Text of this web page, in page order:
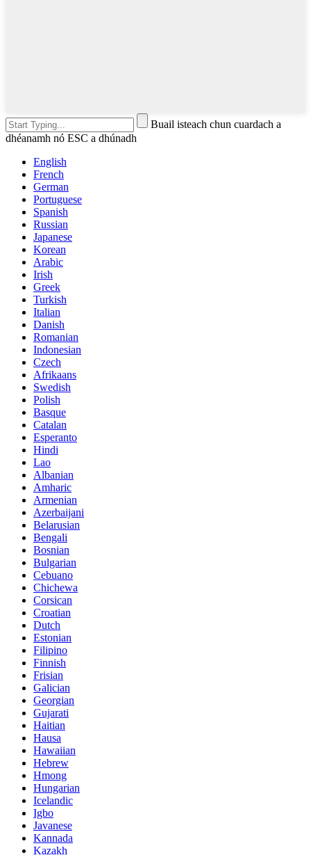
Buail isteach chun cuardach a
dhéanamh nó ESC a dhúnadh
English
French
German
Portuguese
Spanish
Russian
Japanese
Korean
Arabic
Irish
Greek
Turkish
Italian
Danish
Romanian
Indonesian
Czech
Afrikaans
Swedish
Polish
Basque
Catalan
Esperanto
Hindi
Lao
Albanian
Amharic
Armenian
Azerbaijani
Belarusian
Bengali
Bosnian
Bulgarian
Cebuano
Chichewa
Corsican
Croatian
Dutch
Estonian
Filipino
Finnish
Frisian
Galician
Georgian
Gujarati
Haitian
Hausa
Hawaiian
Hebrew
Hmong
Hungarian
Icelandic
Igbo
Javanese
Kannada
Kazakh